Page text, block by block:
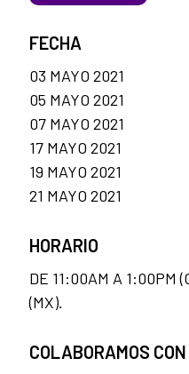
FECHA
03 MAYO 2021
05 MAYO 2021
07 MAYO 2021
17 MAYO 2021
19 MAYO 2021
21 MAYO 2021
HORARIO
DE 11:00AM A 1:00PM
(MX).
COLABORAMOS CON